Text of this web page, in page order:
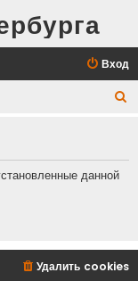
Вход
с
данной
Удалить cookies